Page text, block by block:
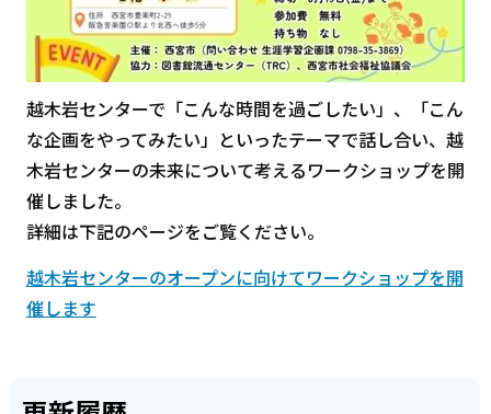
越木岩センターで「こんな時間を過ごしたい」、「こん
な企画をやってみたい」といったテーマで話し合い、越
木岩センターの未来について考えるワークショップを開
催しました。
詳細は下記のページをご覧ください。
越木岩センターのオープンに向けてワークショップを開
催します